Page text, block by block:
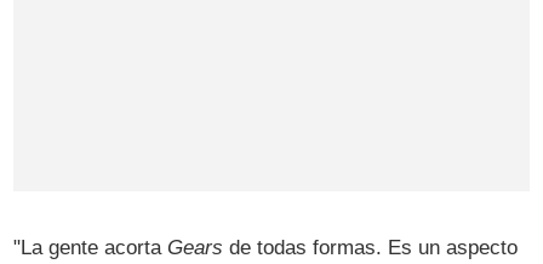
"La gente acortaGears de todas formas. Es un aspecto